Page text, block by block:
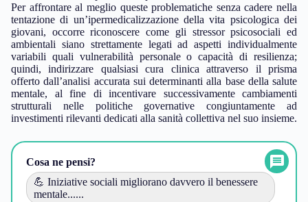
Per affrontare al meglio queste problematiche senza cadere nella
tentazione di un’ipermedicalizzazione della vita psicologica dei
giovani, occorre riconoscere come gli stressor psicosociali ed
ambientali siano strettamente legati ad aspetti individualmente
variabili quali vulnerabilità personale o capacità di resilienza;
quindi, indirizzare qualsiasi cura clinica attraverso il prisma
offerto dall’analisi accurata sui determinanti alla base della salute
mentale, al fine di incentivare successivamente cambiamenti
strutturali nelle politiche governative congiuntamente ad
investimenti rilevanti dedicati alla sanità collettiva nel suo insieme.
Cosa ne pensi?
💪 Iniziative sociali migliorano davvero il benessere
mentale......